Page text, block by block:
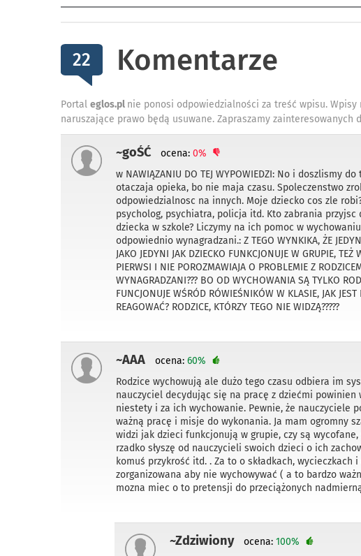
22 Komentarze
Portal eglos.pl nie ponosi odpowiedzialności za treść wpisu.
naruszające prawo będą usuwane. Zapraszamy
~goŚĆ ocena: 0%
w NAWIĄZANIU DO TEJ WYPOWIEDZI: No i doszlismy
otaczaja opieka, bo nie maja czasu. Spoleczenstwo
odpowiedzialnosc na innych. Moje dziecko cos zle
psycholog, psychiatra, policja itd. Kto zabrania
dziecka w szkole? Liczymy na ich pomoc w
odpowiednio wynagradzani.: Z TEGO WYNKIKA, ŻE
JAKO JEDYNI JAK DZIECKO FUNKCJONUJE W GRUPIE,
PIERWSI I NIE POROZMAWIAJA O PROBLEMIE Z
WYNAGRADZANI??? BO OD WYCHOWANIA SĄ TYLKO
FUNCJONUJE WŚRÓD RÓWIEŚNIKÓW W KLASIE, JAK
REAGOWAĆ? RODZICE, KTÓRZY TEGO NIE WIDZĄ?????
~AAA ocena: 60%
Rodzice wychowują ale dużo tego czasu odbiera im
nauczyciel decydując się na pracę z dziećmi
niestety i za ich wychowanie. Pewnie, że nauczyciele
ważną pracę i misje do wykonania. Ja mam ogromny
widzi jak dzieci funkcjonują w grupie, czy są
rzadko słyszę od nauczycieli swoich dzieci o ich
komuś przykrość itd. . Za to o składkach,
zorganizowana aby nie wychowywać ( a to bardzo
mozna miec o to pretensji do przeciążonych
~Zdziwiony ocena: 100%